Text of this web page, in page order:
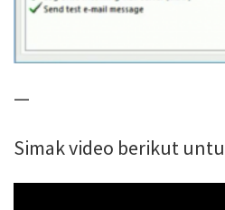
—
Simak video berikut